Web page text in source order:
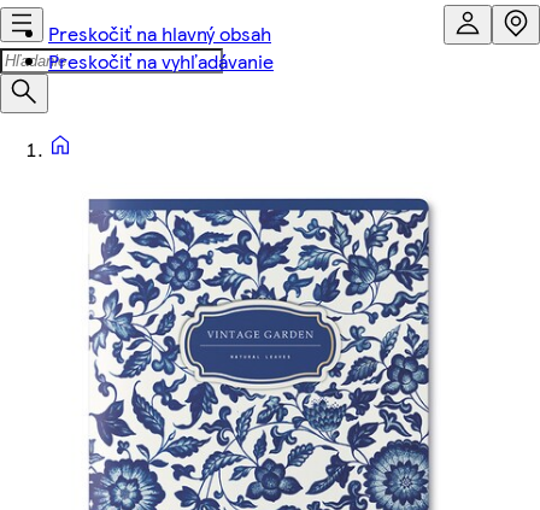
Preskočiť na hlavný obsah
Preskočiť na vyhľadávanie